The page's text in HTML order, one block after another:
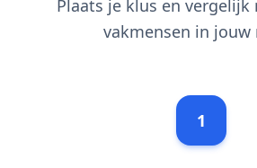
Plaats je klus en vergelijk
vakmensen in jouw
1